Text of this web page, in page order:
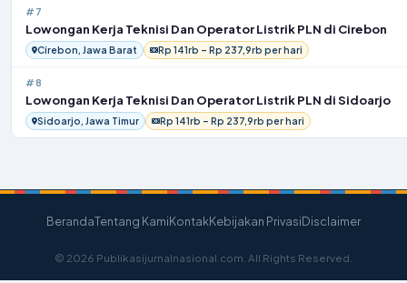
#7
Lowongan Kerja Teknisi Dan Operator Listrik PLN di Cirebon
Cirebon, Jawa Barat Rp 141rb – Rp 237,9rb per hari
#8
Lowongan Kerja Teknisi Dan Operator Listrik PLN di Sidoarjo
Sidoarjo, Jawa Timur Rp 141rb – Rp 237,9rb per hari
BerandaTentang KamiKontakKebijakan PrivasiDisclaimer
© 2026 Publikasijurnalnasional.com. All Rights Reserved.